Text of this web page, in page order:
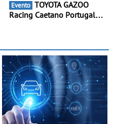
Evento
Racing Caetano Portugal